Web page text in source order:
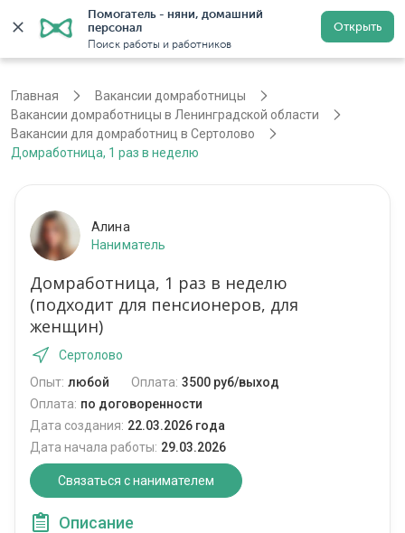
Помогатель - няни, домашний
персонал
Поиск работы и работников
Открыть
Санкт-Петербург Регистрация
Главная
Вакансии домработницы
Вакансии домработницы в Ленинградской области
Вакансии для домработниц в Сертолово
Домработница, 1 раз в неделю
Алина
Наниматель
Домработница, 1 раз в неделю
(подходит для пенсионеров, для
женщин)
Сертолово
Опыт: любой Оплата: 3500 руб/выход
Оплата: по договоренности
Дата создания: 22.03.2026 года
Дата начала работы: 29.03.2026
Связаться с нанимателем
Описание